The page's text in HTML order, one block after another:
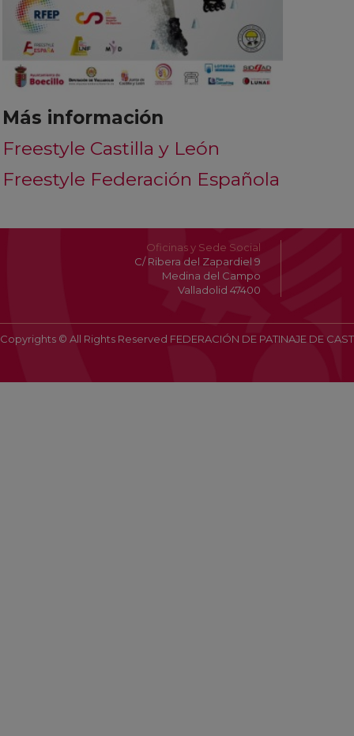
Más información
Freestyle Castilla y León
Freestyle Federación Española
Oficinas y Sede Social
C/ Ribera del Zapardiel 9
Medina del Campo
Valladolid 47400
Copyrights © All Rights Reserved FEDERACIÓN DE PATINAJE DE